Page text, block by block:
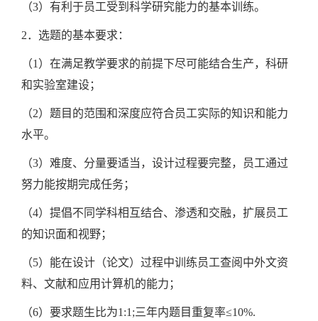
（3）有利于员工受到科学研究能力的基本训练。
2．选题的基本要求：
（1）在满足教学要求的前提下尽可能结合生产，科研
和实验室建设；
（2）题目的范围和深度应符合员工实际的知识和能力
水平。
（3）难度、分量要适当，设计过程要完整，员工通过
努力能按期完成任务；
（4）提倡不同学科相互结合、渗透和交融，扩展员工
的知识面和视野；
（5）能在设计（论文）过程中训练员工查阅中外文资
料、文献和应用计算机的能力；
（6）要求题生比为1:1;三年内题目重复率≤10%.